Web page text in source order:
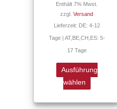
Enthält 7% Mwst.
zzgl.Versand
Lieferzeit: DE: 4-12
Tage | AT,BE,CH,ES: 5-
17 Tage
Ausführung
wählen
Optionen
gewählt